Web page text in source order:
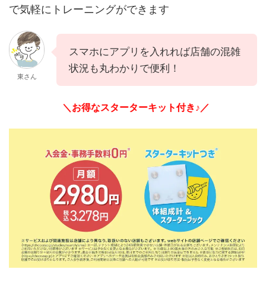
で気軽にトレーニングができます
東さん
スマホにアプリを入れれば店舗の混雑
状況も丸わかりで便利！
＼お得なスターターキット付き♪／